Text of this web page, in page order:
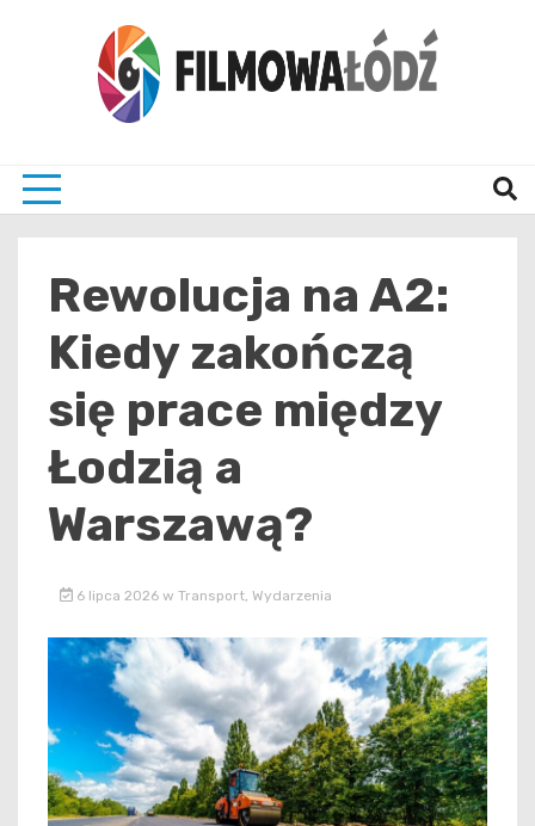
Rewolucja na A2:
Kiedy zakończą
się prace między
Łodzią a
Warszawą?
6 lipca 2026 w Transport, Wydarzenia